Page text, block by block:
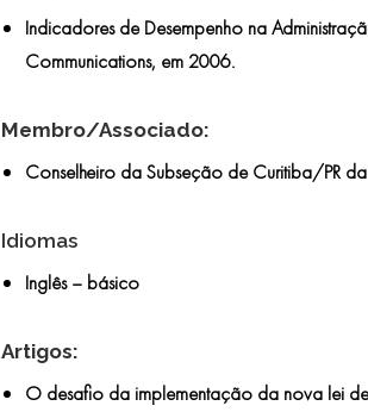
Indicadores de Desempenho na
Communications, em 2006.
Membro/Associado:
Conselheiro da Subseção de Curitiba/PR
Idiomas
Inglês – básico
Artigos:
O desafio da implementação da nova lei